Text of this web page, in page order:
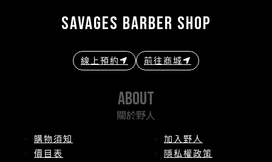
savages barber shop
線上預約 前往商城
about
關於野人
購物須知
價目表
加入野人
隱私權政策